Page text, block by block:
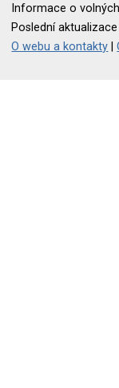
Informace o
Poslední
O webu a kontakty |